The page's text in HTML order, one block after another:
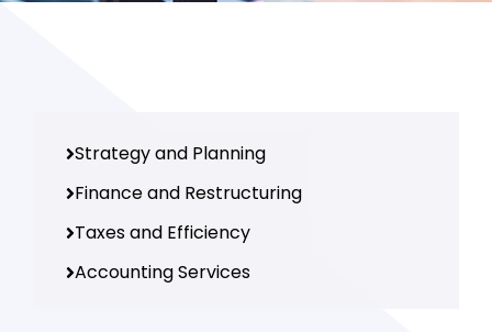
Strategy and Planning
Finance and Restructuring
Taxes and Efficiency
Accounting Services